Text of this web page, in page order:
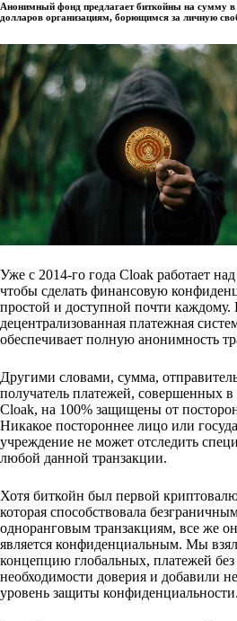
Анонимный фонд предлагает биткойны на сумму
долларов организациям, борющимся за личную
Уже с 2014-го года Cloak работает
чтобы сделать финансовую
простой и доступной почти
децентрализованная платежная
обеспечивает полную анонимность
Другими словами, сумма,
получатель платежей, совершенных в
Cloak, на 100% защищены от
Никакое постороннее лицо или
учреждение не может отследить
любой данной транзакции.
Хотя биткойн был первой
которая способствовала
одноранговым транзакциям, все же
является конфиденциальным. Мы
концепцию глобальных, платежей без
необходимости доверия и добавили
уровень защиты конфиденциальности.